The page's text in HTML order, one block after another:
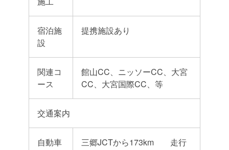
宿泊施
設
提携施設あり
関連コ
ース
館山CC、ニッソーCC、大宮
CC、大宮国際CC、等
交通案内
自動車
三郷JCTから173km 走行